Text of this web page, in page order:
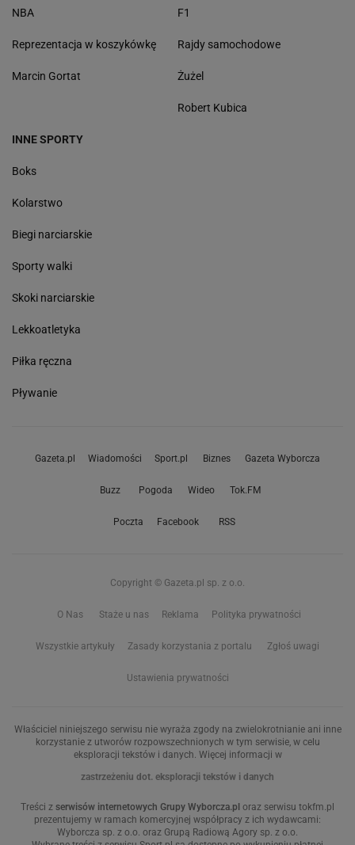
NBA
Reprezentacja w koszykówkę
Marcin Gortat
F1
Rajdy samochodowe
Żużel
Robert Kubica
INNE SPORTY
Boks
Kolarstwo
Biegi narciarskie
Sporty walki
Skoki narciarskie
Lekkoatletyka
Piłka ręczna
Pływanie
Gazeta.pl Wiadomości Sport.pl Biznes Gazeta Wyborcza
Buzz Pogoda Wideo Tok.FM
Poczta Facebook RSS
Copyright © Gazeta.pl sp. z o.o.
O Nas Staże u nas Reklama Polityka prywatności
Wszystkie artykuły Zasady korzystania z portalu Zgłoś uwagi
Ustawienia prywatności
Właściciel niniejszego serwisu nie wyraża zgody na zwielokrotnianie ani inne
korzystanie z utworów rozpowszechnionych w tym serwisie, w celu
eksploracji tekstów i danych. Więcej informacji w
zastrzeżeniu dot. eksploracji tekstów i danych
Treści z serwisów internetowych Grupy Wyborcza.pl oraz serwisu tokfm.pl
prezentujemy w ramach komercyjnej współpracy z ich wydawcami:
Wyborcza sp. z o.o. oraz Grupą Radiową Agory sp. z o.o.